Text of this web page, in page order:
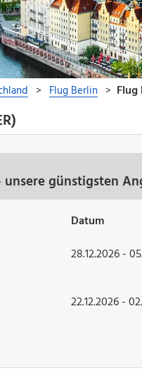
günstigsten
Datum
28.12.2026 -
22.12.2026 -